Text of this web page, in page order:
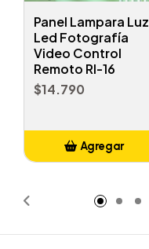
Panel Lampara Luz
Led Fotografía
Video Control
Remoto Rl-16
$14.790
Agregar